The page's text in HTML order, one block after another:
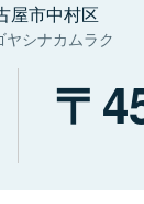
屋市中村区
ヤシナカムラク